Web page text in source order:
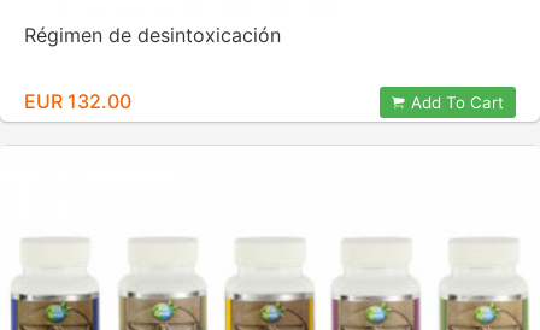
Régimen de desintoxicación
EUR 132.00 Add To Cart